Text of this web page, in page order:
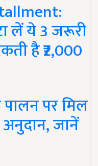
लें ये 3 जरूरी
है ₹2,000
पर मिल
जानें